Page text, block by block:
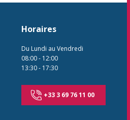
Horaires
Du Lundi au Vendredi
08:00- 12:00
13:30- 17:30
+33 3 69 76 11 00